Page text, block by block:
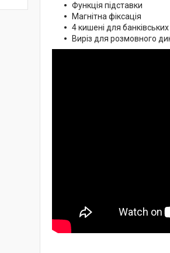
Функція підставки
Магнітна фіксація
4 кишені для банківських
Виріз для розмовного